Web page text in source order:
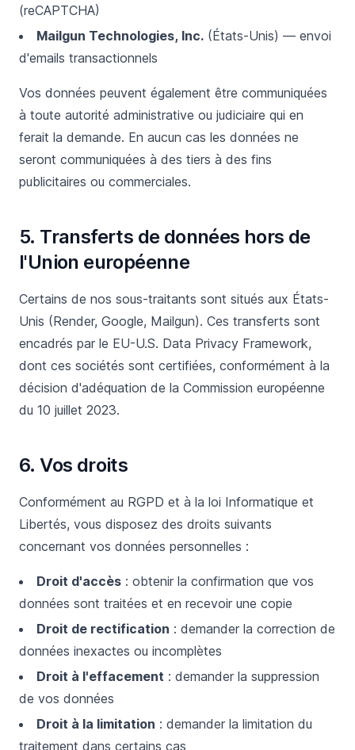
(reCAPTCHA)
Mailgun Technologies, Inc. (États-Unis) — envoi
d'emails transactionnels
Vos données peuvent également être communiquées
à toute autorité administrative ou judiciaire qui en
ferait la demande. En aucun cas les données ne
seront communiquées à des tiers à des fins
publicitaires ou commerciales.
5. Transferts de données hors de
l'Union européenne
Certains de nos sous-traitants sont situés aux États-
Unis (Render, Google, Mailgun). Ces transferts sont
encadrés par le EU-U.S. Data Privacy Framework,
dont ces sociétés sont certifiées, conformément à la
décision d'adéquation de la Commission européenne
du 10 juillet 2023.
6. Vos droits
Conformément au RGPD et à la loi Informatique et
Libertés, vous disposez des droits suivants
concernant vos données personnelles :
Droit d'accès : obtenir la confirmation que vos
données sont traitées et en recevoir une copie
Droit de rectification : demander la correction de
données inexactes ou incomplètes
Droit à l'effacement : demander la suppression
de vos données
Droit à la limitation : demander la limitation du
traitement dans certains cas